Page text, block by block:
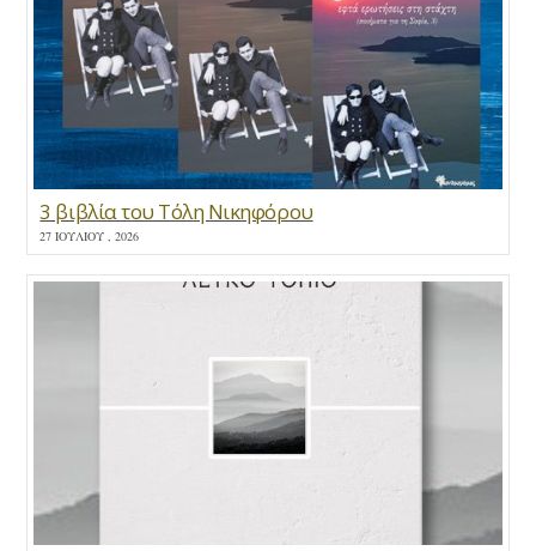
3 βιβλία του Τόλη Νικηφόρου
27 ΙΟΥΛΊΟΥ , 2026